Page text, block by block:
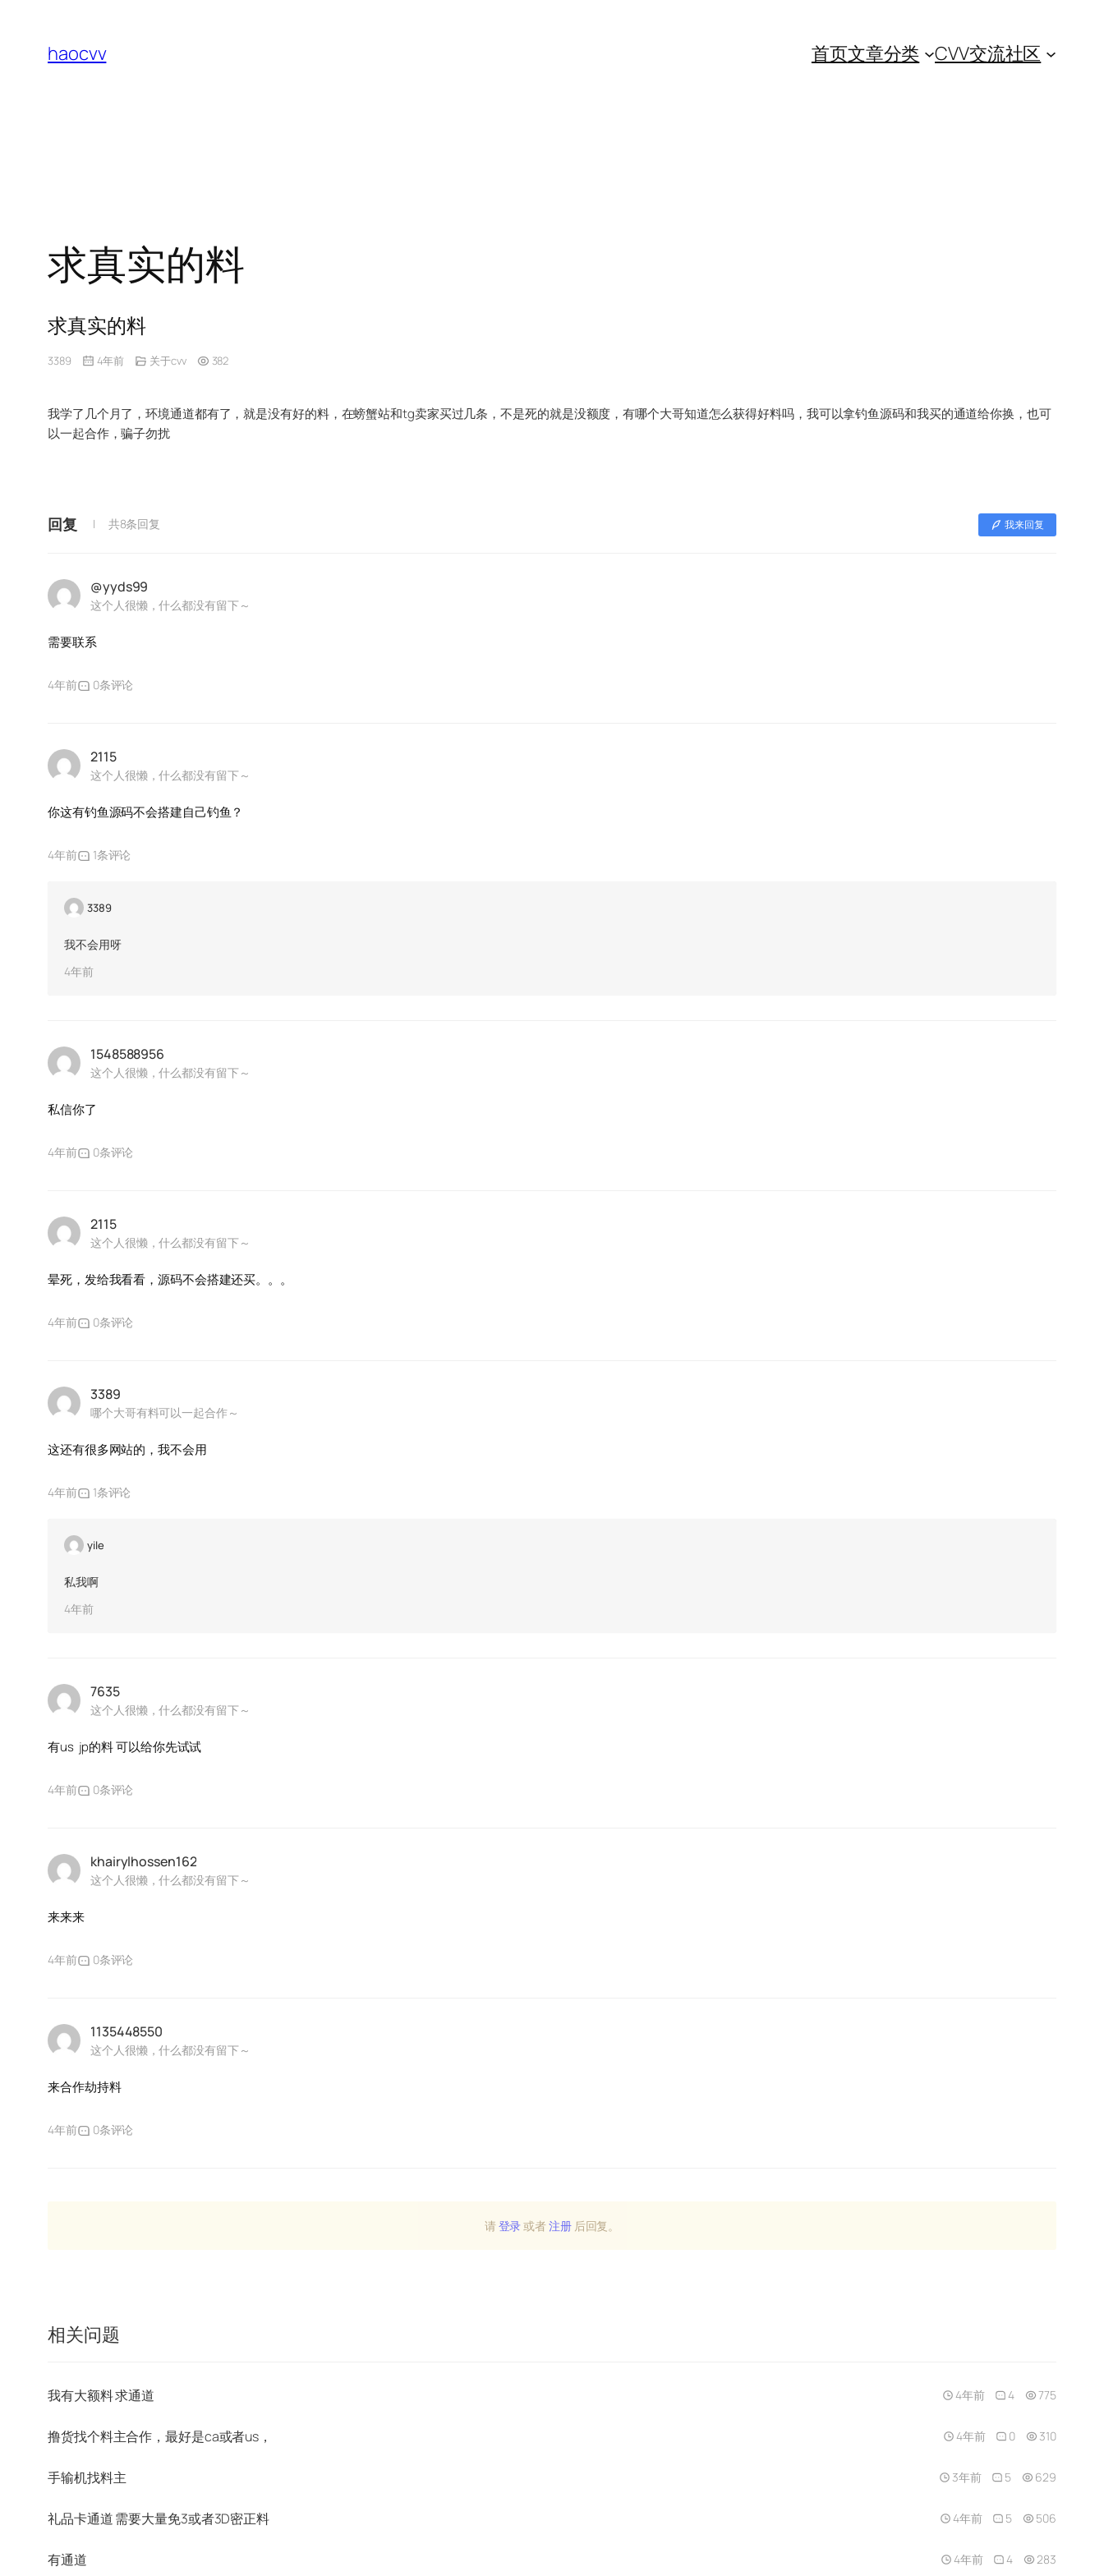
haocvv 首页文章分类 CVV交流社区
求真实的料
求真实的料
3389 4年前 关于cvv 382
我学了几个月了，环境通道都有了，就是没有好的料，在螃蟹站和tg卖家买过几条，不是死的就是没额度，有哪个大哥知道怎么获得好料吗，我可以拿钓鱼源码和我买的通道给你换，也可
以一起合作，骗子勿扰
回复 共8条回复 我来回复
@yyds99
这个人很懒，什么都没有留下～
需要联系
4年前 0条评论
2115
这个人很懒，什么都没有留下～
你这有钓鱼源码不会搭建自己钓鱼？
4年前 1条评论
3389
我不会用呀
4年前
1548588956
这个人很懒，什么都没有留下～
私信你了
4年前 0条评论
2115
这个人很懒，什么都没有留下～
晕死，发给我看看，源码不会搭建还买。。。
4年前 0条评论
3389
哪个大哥有料可以一起合作～
这还有很多网站的，我不会用
4年前 1条评论
yile
私我啊
4年前
7635
这个人很懒，什么都没有留下～
有us jp的料 可以给你先试试
4年前 0条评论
khairylhossen162
这个人很懒，什么都没有留下～
来来来
4年前 0条评论
1135448550
这个人很懒，什么都没有留下～
来合作劫持料
4年前 0条评论
请登录或者注册后回复。
相关问题
我有大额料 求通道 4年前 4 775
撸货找个料主合作，最好是ca或者us， 4年前 0 310
手输机找料主 3年前 5 629
礼品卡通道 需要大量免3或者3D密正料 4年前 5 506
有通道 4年前 4 283